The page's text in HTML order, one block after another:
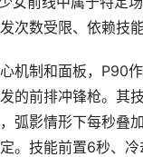
次数受限、依赖技
机制和面板，P90
的前排冲锋枪。其
弧影情形下每秒叠
。技能前置6秒、